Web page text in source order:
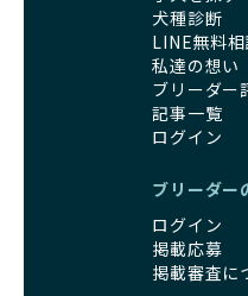
犬種診断
LINE無料相
私達の想い
ブリーダー
記事一覧
ログイン
ブリーダー
ログイン
掲載応募
掲載審査に